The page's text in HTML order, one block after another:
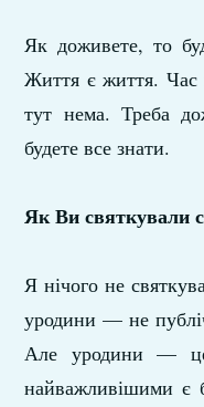
Як доживете, то
Життя є життя. Час
тут нема. Треба
будете все знати.
Як Ви святкували
Я нічого не
уродини — не
Але уродини —
найважливішими є